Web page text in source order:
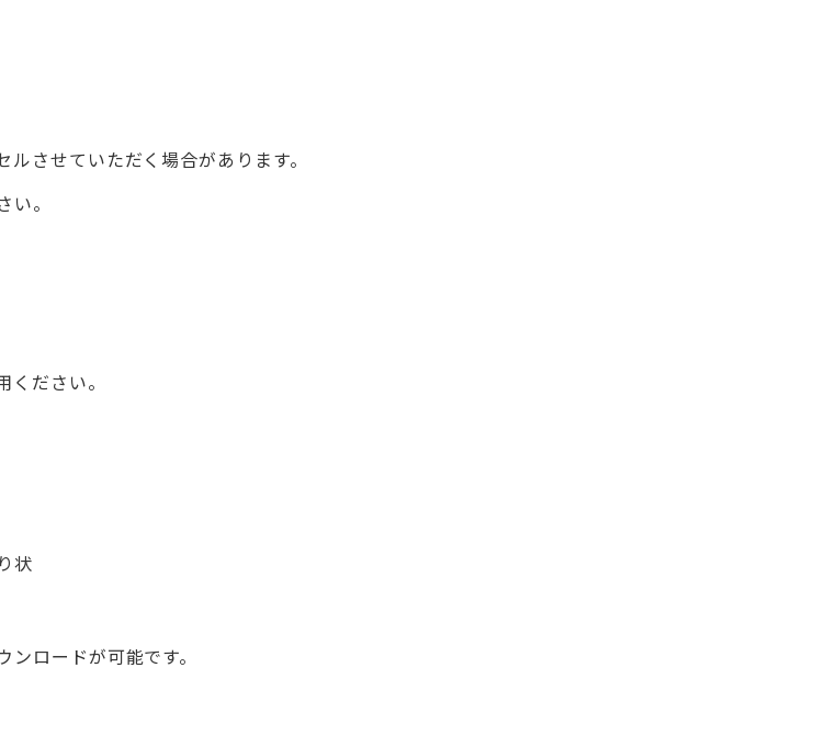
させていただく場合があります。
。
ださい。
状
ロードが可能です。